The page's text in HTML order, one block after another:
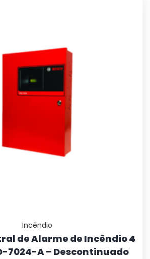
Incêndio
de Alarme de Incêndio 4
7024-A – Descontinuado